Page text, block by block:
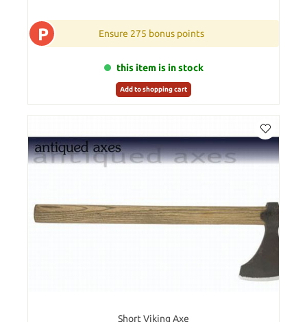
P Ensure 275 bonus points
this item is in stock
Add to shopping cart
Short Viking Axe